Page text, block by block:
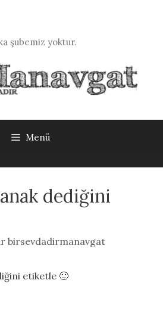
şubemiz yoktur.
Menü
dediğini
birsevdadirmanavgat
etiketle 🙂